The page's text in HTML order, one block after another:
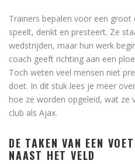
Trainers bepalen voor een
speelt, denkt en presteert. Ze
wedstrijden, maar hun werk
coach geeft richting aan een
Toch weten veel mensen niet
doet. In dit stuk lees je meer
hoe ze worden opgeleid, wat ze
club als Ajax.
DE TAKEN VAN EEN
NAAST HET VELD